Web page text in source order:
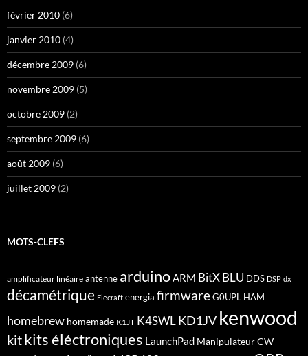
février 2010 (6)
janvier 2010 (4)
décembre 2009 (6)
novembre 2009 (5)
octobre 2009 (2)
septembre 2009 (6)
août 2009 (6)
juillet 2009 (2)
MOTS-CLEFS
amplificateur linéaire antenne arduinoARM BitX BLU DDS DSP dx
décamétrique Elecraft energia firmwareG0UPL HAM
homebrew homemade K1JT K4SWL KD1JV kenwood
kitkits éléctroniques LaunchPad Manipulateur CW